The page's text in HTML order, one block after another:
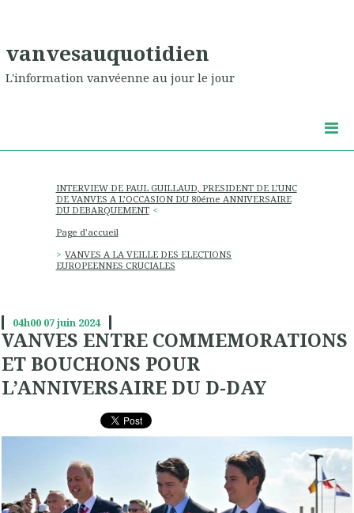
vanvesauquotidien
L'information vanvéenne au jour le jour
INTERVIEW DE PAUL GUILLAUD, PRESIDENT DE L’UNC
DE VANVES A L’OCCASION DU 80éme ANNIVERSAIRE
DU DEBARQUEMENT
Page d'accueil
VANVES A LA VEILLE DES ELECTIONS
EUROPEENNES CRUCIALES
04h00 07juin 2024
VANVES ENTRE COMMEMORATIONS
ET BOUCHONS POUR
L’ANNIVERSAIRE DU D-DAY